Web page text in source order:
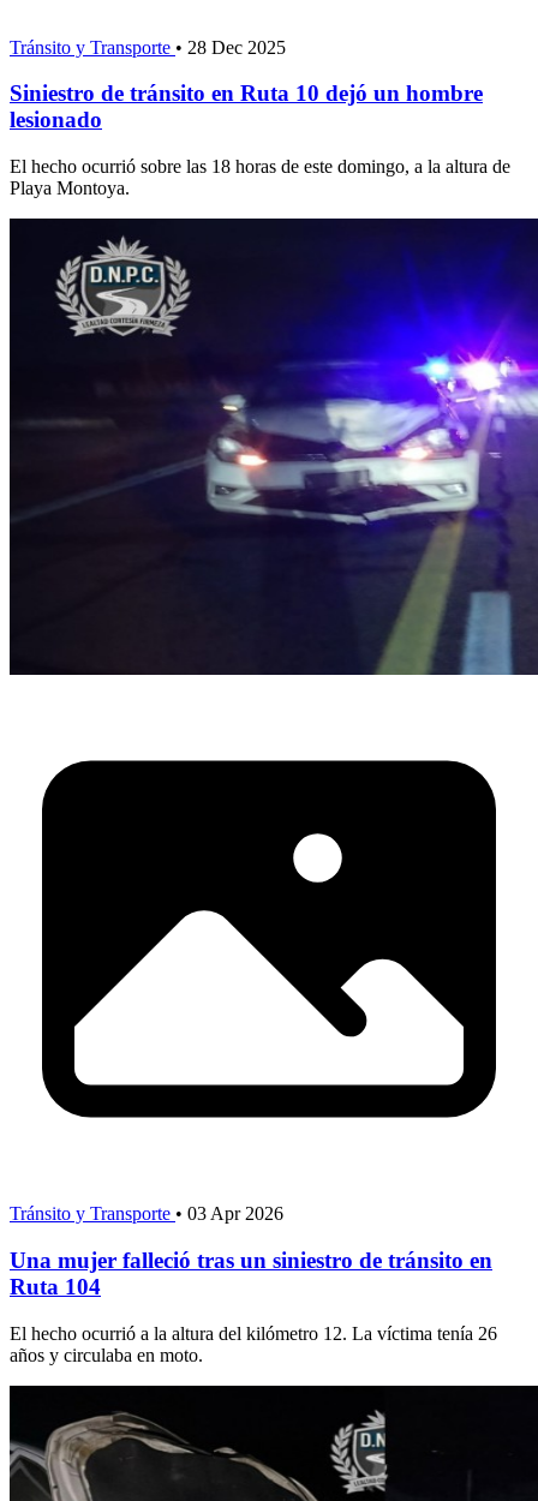
Tránsito y Transporte • 28 Dec 2025
Siniestro de tránsito en Ruta 10 dejó un hombre
lesionado
El hecho ocurrió sobre las 18 horas de este domingo, a la altura de
Playa Montoya.
Tránsito y Transporte • 03 Apr 2026
Una mujer falleció tras un siniestro de tránsito en
Ruta 104
El hecho ocurrió a la altura del kilómetro 12. La víctima tenía 26
años y circulaba en moto.